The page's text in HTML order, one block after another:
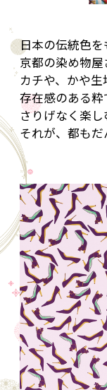
日本の伝統色を
京都の染め物
カチや、かや生
存在感のある
さりげなく楽し
それが、都もだ